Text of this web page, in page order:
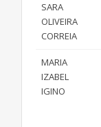
SARA
OLIVEIRA
CORREIA
MARIA
IZABEL
IGINO